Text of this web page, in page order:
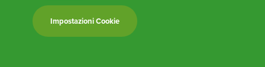
Zone Logistiche Semplificate – Un’occasione da cogliere
Europa in Circolo. Venerdì primo incontro del Pd a
Viareggio
Impostazioni Cookie